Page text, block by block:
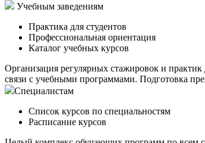
Учебным заведениям
Практика для студентов
Профессиональная ориентация
Каталог учебных курсов
Организация регулярных стажировок и
связи с учебными программами. Подготовка
Специалистам
Список курсов по специальностям
Расписание курсов